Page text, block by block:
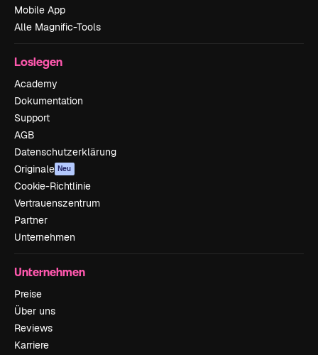
Mobile App
Alle Magnific-Tools
Loslegen
Academy
Dokumentation
Support
AGB
Datenschutzerklärung
Originale Neu
Cookie-Richtlinie
Vertrauenszentrum
Partner
Unternehmen
Unternehmen
Preise
Über uns
Reviews
Karriere